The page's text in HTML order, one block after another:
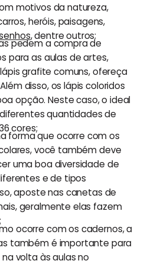
motivos da natureza,
heróis, paisagens,
, dentre outros;
pedem a compra de
para as aulas de artes,
grafite comuns, ofereça
disso, os lápis coloridos
opção. Neste caso, o ideal
quantidades de
cores;
forma que ocorre com os
você também deve
uma boa diversidade de
e de tipos
aposte nas canetas de
geralmente elas fazem
ocorre com os cadernos, a
também é importante para
volta às aulas no